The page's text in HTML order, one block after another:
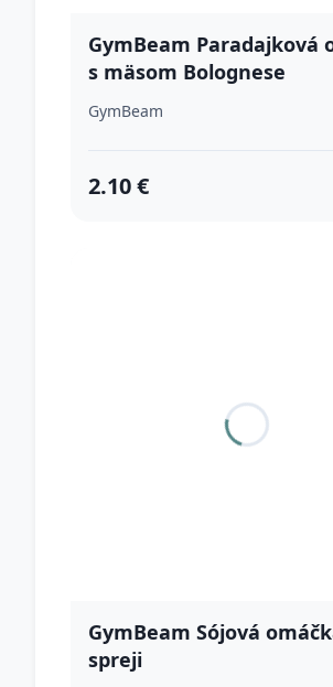
GymBeam Paradajková
s mäsom Bolognese
GymBeam
2.10 €
GymBeam Sójová
spreji